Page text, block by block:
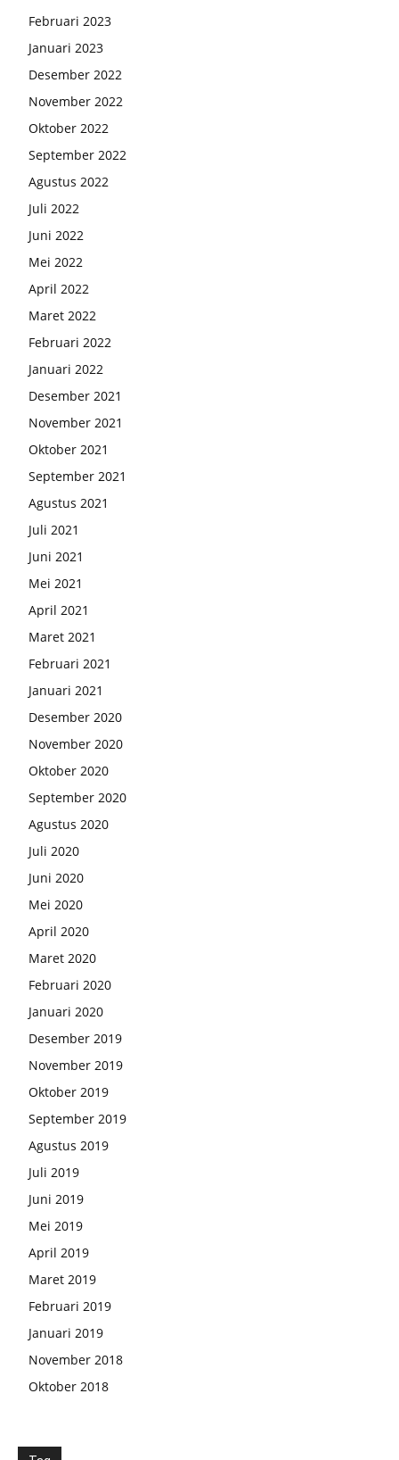
Februari 2023
Januari 2023
Desember 2022
November 2022
Oktober 2022
September 2022
Agustus 2022
Juli 2022
Juni 2022
Mei 2022
April 2022
Maret 2022
Februari 2022
Januari 2022
Desember 2021
November 2021
Oktober 2021
September 2021
Agustus 2021
Juli 2021
Juni 2021
Mei 2021
April 2021
Maret 2021
Februari 2021
Januari 2021
Desember 2020
November 2020
Oktober 2020
September 2020
Agustus 2020
Juli 2020
Juni 2020
Mei 2020
April 2020
Maret 2020
Februari 2020
Januari 2020
Desember 2019
November 2019
Oktober 2019
September 2019
Agustus 2019
Juli 2019
Juni 2019
Mei 2019
April 2019
Maret 2019
Februari 2019
Januari 2019
November 2018
Oktober 2018